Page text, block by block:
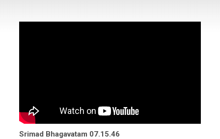
Srimad Bhagavatam 07.15.46